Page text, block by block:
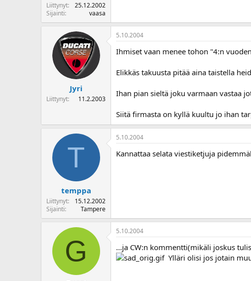
Liittynyt
25.12.2002
Sijainti
vaasa
Jyri
Liittynyt 11.2.2003
5.10.2004
Ihmiset vaan menee tohon "4:n
Elikkäs takuusta pitää aina taistella
Ihan pian sieltä joku varmaan vastaa
Siitä firmasta on kyllä kuultu jo ihan
T
temppa
Liittynyt
15.12.2002
Sijainti
Tampere
5.10.2004
Kannattaa selata viestiketjuja
G
5.10.2004
...ja CW:n kommentti(mikäli joskus
Ylläri olisi jos jotain